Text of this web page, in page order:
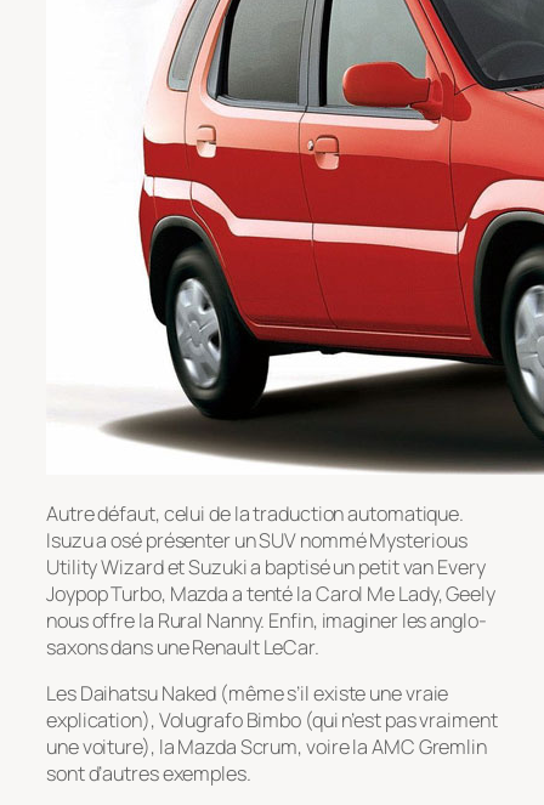
Autre défaut, celui de la traduction automatique.
Isuzu a osé présenter un SUV nommé Mysterious
Utility Wizard et Suzuki a baptisé un petit van Every
Joypop Turbo, Mazda a tenté la Carol Me Lady, Geely
nous offre la Rural Nanny. Enfin, imaginer les anglo-
saxons dans une Renault LeCar.
Les Daihatsu Naked (même s’il existe une vraie
explication), Volugrafo Bimbo (qui n’est pas vraiment
une voiture), la Mazda Scrum, voire la AMC Gremlin
sont d’autres exemples.